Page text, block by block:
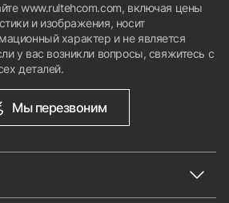
www.rultehcom.com, включая цены
и изображения, носит
характер и не является
у вас возникли вопросы, свяжитесь с
деталей.
Мы перезвоним